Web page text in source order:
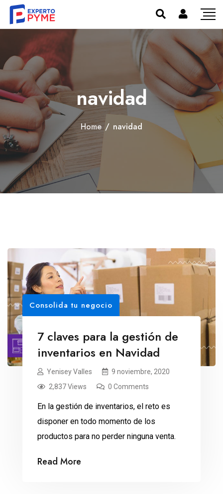
navidad
Home / navidad
Consolida tu negocio
7 claves para la gestión de
inventarios en Navidad
Yenisey Valles
9 noviembre, 2020
2,837 Views
0 Comments
En la gestión de inventarios, el reto es
disponer en todo momento de los
productos para no perder ninguna venta.
Read More